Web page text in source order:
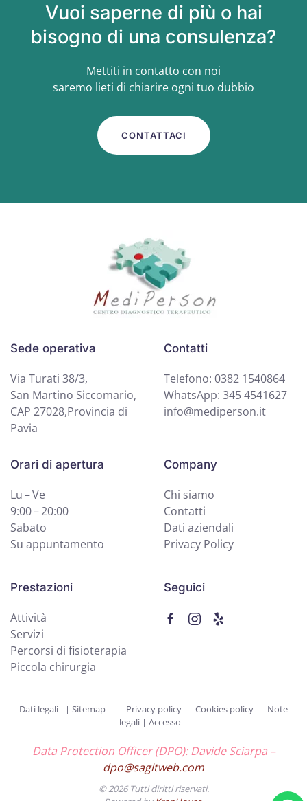
Vuoi saperne di più o hai
bisogno di una consulenza?
Mettiti in contatto con noi
saremo lieti di chiarire ogni tuo dubbio
CONTATTACI
Sede operativa
Via Turati 38/3,
San Martino Siccomario,
CAP 27028,Provincia di
Pavia
Contatti
Telefono: 0382 1540864
WhatsApp: 345 4541627
info@mediperson.it
Orari di apertura
Lu – Ve
9:00 – 20:00
Sabato
Su appuntamento
Company
Chi siamo
Contatti
Dati aziendali
Privacy Policy
Prestazioni
Attività
Servizi
Percorsi di fisioterapia
Piccola chirurgia
Seguici
Dati legali | Sitemap | Privacy policy | Cookies policy |
Note
legali | Accesso
Data Protection Officer (DPO): Davide Sciarpa –
dpo@sagitweb.com
©2026Tutti diritti riservati.